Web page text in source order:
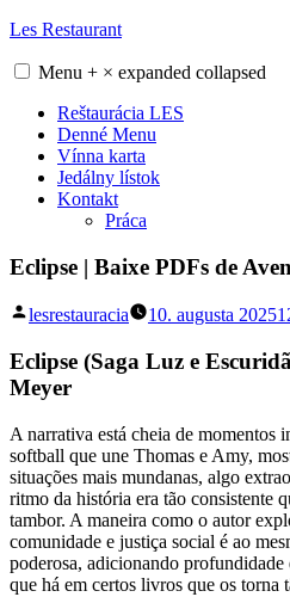
Skip
content
Les Restaurant
Menu + × expanded collapsed
Reštaurácia LES
Denné Menu
Vínna karta
Jedálny lístok
Kontakt
Práca
Eclipse | Baixe PDFs de
Posted
lesrestauracia 10. augusta 2025
Eclipse (Saga Luz e
Meyer
A narrativa está cheia de momentos
softball que une Thomas e Amy,
situações mais mundanas, algo
ritmo da história era tão consistente
tambor. A maneira como o autor
comunidade e justiça social é ao
poderosa, adicionando
que há em certos livros que os torna